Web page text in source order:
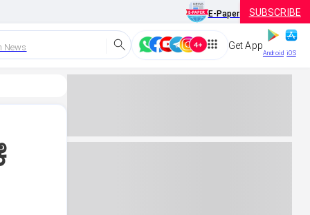
E-Paper SUBSCRIBE
News Get App
Android iOS